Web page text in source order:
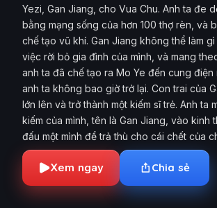
Yezi, Gan Jiang, cho Vua Chu. Anh ta đe
bằng mạng sống của hơn 100 thợ rèn, và
chế tạo vũ khí. Gan Jiang không thể làm
việc rời bỏ gia đình của mình, và mang
anh ta đã chế tạo ra Mo Ye đến cung điện
anh ta không bao giờ trở lại. Con trai của
lớn lên và trở thành một kiếm sĩ trẻ. Anh ta
kiếm của mình, tên là Gan Jiang, vào kinh
đấu một mình để trả thù cho cái chết của
Xem ngay Chia sẻ